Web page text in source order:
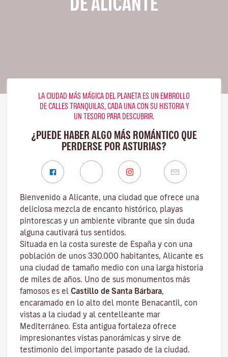
LA CIUDAD MÁS MÁGICA DEL PLANETA ES UN EMBROLLO
DE CALLES TRANQUILAS, CADA UNA CON SU HISTORIA Y
UN TESORO PARA DESCUBRIR.
¿PUEDE HABER ALGO MÁS ROMÁNTICO QUE
PERDERSE POR ASTURIAS?
Bienvenido a Alicante, una ciudad que ofrece una
deliciosa mezcla de encanto histórico, playas
pintorescas y un ambiente vibrante que sin duda
alguna cautivará tus sentidos.
Situada en la costa sureste de España y con una
población de unos 330.000 habitantes, Alicante es
una ciudad de tamaño medio con una larga historia
de miles de años. Uno de sus monumentos más
famosos es el Castillo de Santa Bárbara,
encaramado en lo alto del monte Benacantil, con
vistas a la ciudad y al centelleante mar
Mediterráneo. Esta antigua fortaleza ofrece
impresionantes vistas panorámicas y sirve de
testimonio del importante pasado de la ciudad.